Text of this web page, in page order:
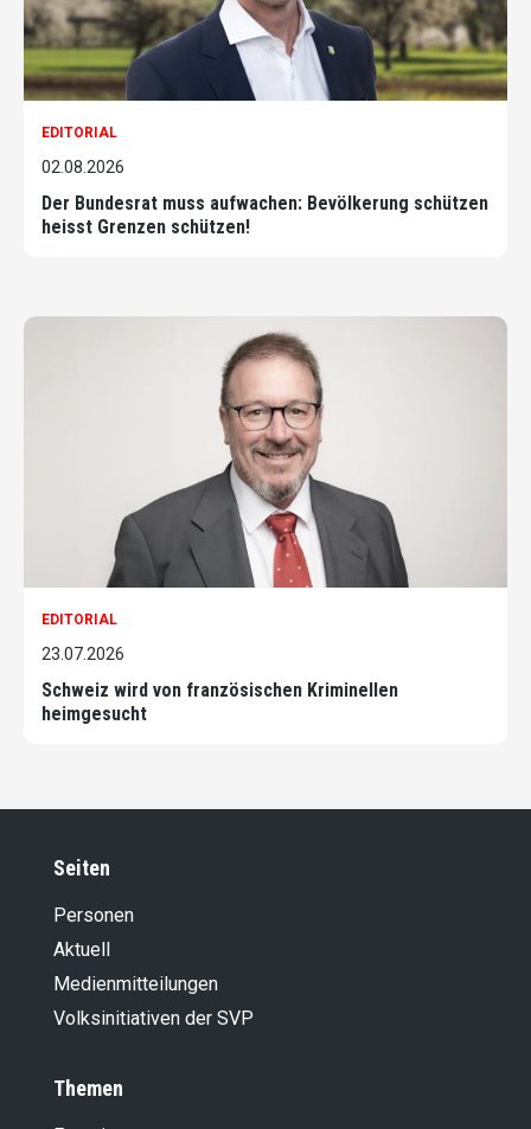
EDITORIAL
02.08.2026
Der Bundesrat muss aufwachen: Bevölkerung schützen
heisst Grenzen schützen!
EDITORIAL
23.07.2026
Schweiz wird von französischen Kriminellen
heimgesucht
Seiten
Personen
Aktuell
Medienmitteilungen
Volksinitiativen der SVP
Themen